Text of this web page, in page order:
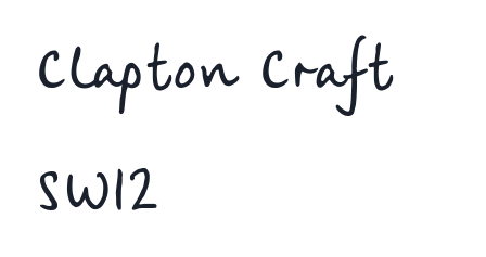
Clapton Craft
SW12